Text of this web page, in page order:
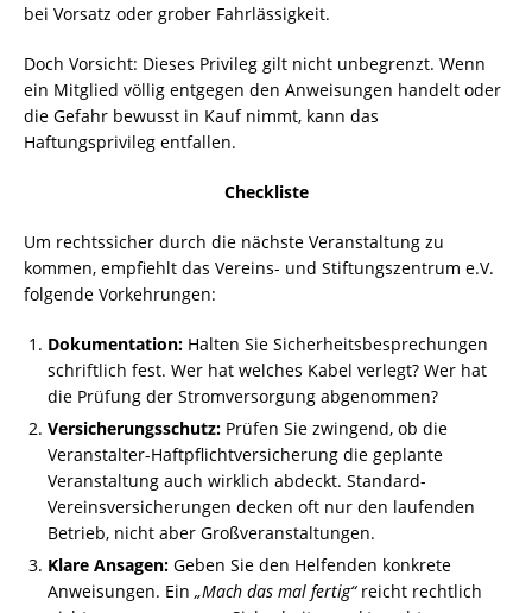
bei Vorsatz oder grober Fahrlässigkeit.
Doch Vorsicht: Dieses Privileg gilt nicht unbegrenzt. Wenn
ein Mitglied völlig entgegen den Anweisungen handelt oder
die Gefahr bewusst in Kauf nimmt, kann das
Haftungsprivileg entfallen.
Checkliste
Um rechtssicher durch die nächste Veranstaltung zu
kommen, empfiehlt das Vereins- und Stiftungszentrum e.V.
folgende Vorkehrungen:
Dokumentation: Halten Sie Sicherheitsbesprechungen
schriftlich fest. Wer hat welches Kabel verlegt? Wer hat
die Prüfung der Stromversorgung abgenommen?
Versicherungsschutz: Prüfen Sie zwingend, ob die
Veranstalter-Haftpflichtversicherung die geplante
Veranstaltung auch wirklich abdeckt. Standard-
Vereinsversicherungen decken oft nur den laufenden
Betrieb, nicht aber Großveranstaltungen.
Klare Ansagen: Geben Sie den Helfenden konkrete
Anweisungen. Ein „Mach das mal fertig“reicht rechtlich